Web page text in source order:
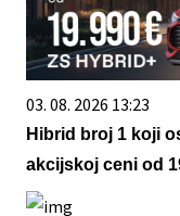
03. 08. 2026 13:23
Hibrid broj 1 koji
akcijskoj ceni od